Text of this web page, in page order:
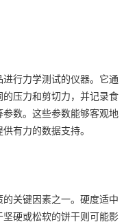
行力学测试的仪器。它通
压力和剪切力，并记录食
数。这些参数能够客观地
有力的数据支持。
关键因素之一。硬度适中
硬或松软的饼干则可能影